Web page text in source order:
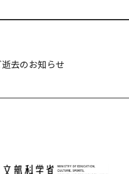
逝去のお知らせ